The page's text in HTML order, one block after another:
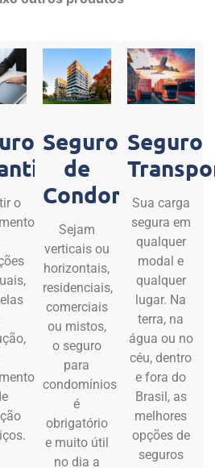
o
Seguro
de
Condomínio
Sejam
verticais ou
horizontais,
residenciais,
comerciais
ou mistos,
o seguro
para
condomínios
é
obrigatório
e muito útil
no dia a
Seguro
Sua carga
segura em
qualquer
modal e
qualquer
lugar. Na
terra, na
água ou no
céu, dentro
e fora do
Brasil, as
melhores
opções de
seguros